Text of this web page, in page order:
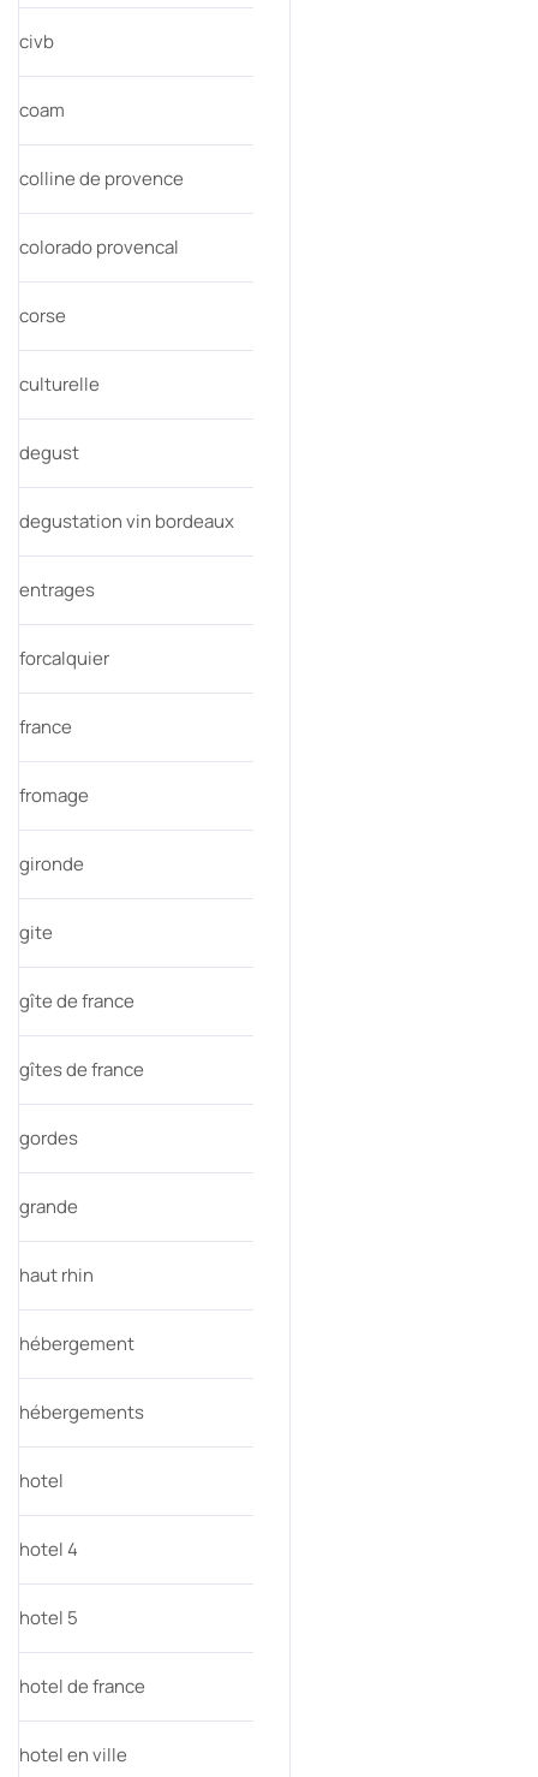
civb
coam
colline de provence
colorado provencal
corse
culturelle
degust
degustation vin bordeaux
entrages
forcalquier
france
fromage
gironde
gite
gîte de france
gîtes de france
gordes
grande
haut rhin
hébergement
hébergements
hotel
hotel 4
hotel 5
hotel de france
hotel en ville